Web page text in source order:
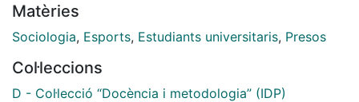
Matèries
Sociologia, Esports, Estudiants universitaris, Presos
Col·leccions
D - Col·lecció “Docència i metodologia” (IDP)